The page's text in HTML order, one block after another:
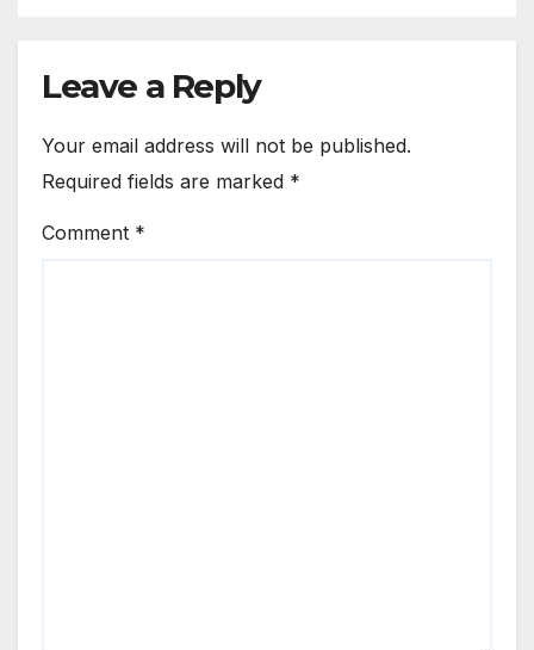
Leave a Reply
Your email address will not be published.
Required fields are marked *
Comment *